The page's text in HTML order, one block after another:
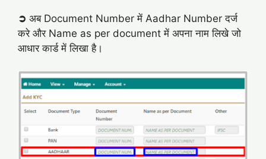
➲ अब Document Number में Aadhar Number दर्ज
करे और Name as per document में अपना नाम लिखे जो
आधार कार्ड में लिखा है।